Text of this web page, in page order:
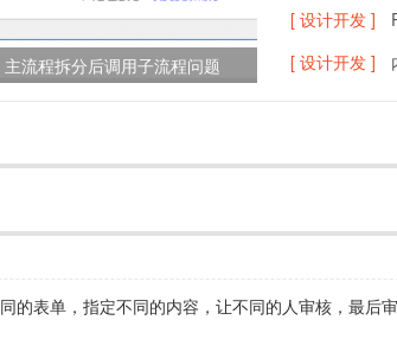
主流程拆分后调用子流程问题
[ 设计开发 ]
[ 设计开发 ]
的表单，指定不同的内容，让不同的人审核，最后